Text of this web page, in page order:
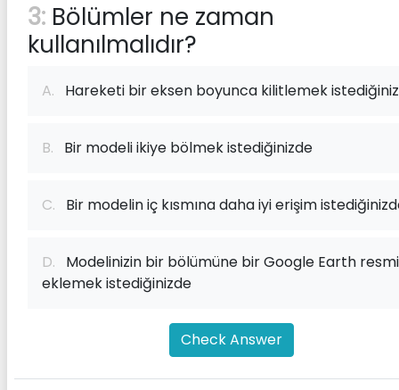
3: Bölümler ne zaman
kullanılmalıdır?
A. Hareketi bir eksen boyunca kilitlemek
B. Bir modeli ikiye bölmek istediğinizde
C. Bir modelin iç kısmına daha iyi erişim
D. Modelinizin bir bölümüne bir Google Earth resmi
eklemek istediğinizde
Check Answer